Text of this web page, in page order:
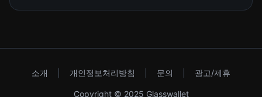
소개 개인정보처리방침 문의 광고/제휴
Copyright © 2025 Glasswallet